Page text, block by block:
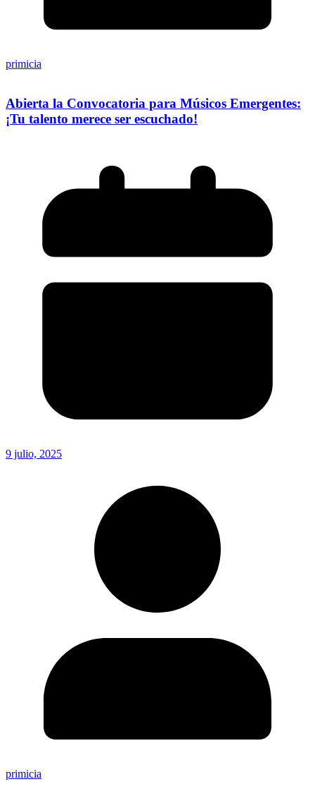
primicia
Abierta la Convocatoria para Músicos Emergentes:
¡Tu talento merece ser escuchado!
9 julio, 2025
primicia